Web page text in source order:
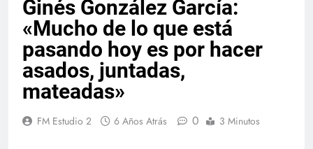
Ginés González García:
«Mucho de lo que está
pasando hoy es por hacer
asados, juntadas,
mateadas»
FM Estudio 2 6 Años Atrás 0 3 Minutos